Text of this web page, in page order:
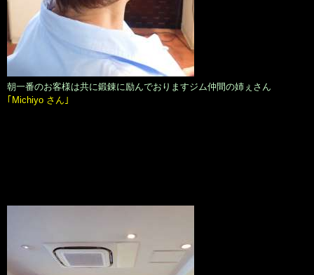
朝一番のお客様は共に鍛錬に励んでおりますジム仲間の姉ぇさん
｢Michiyo さん｣